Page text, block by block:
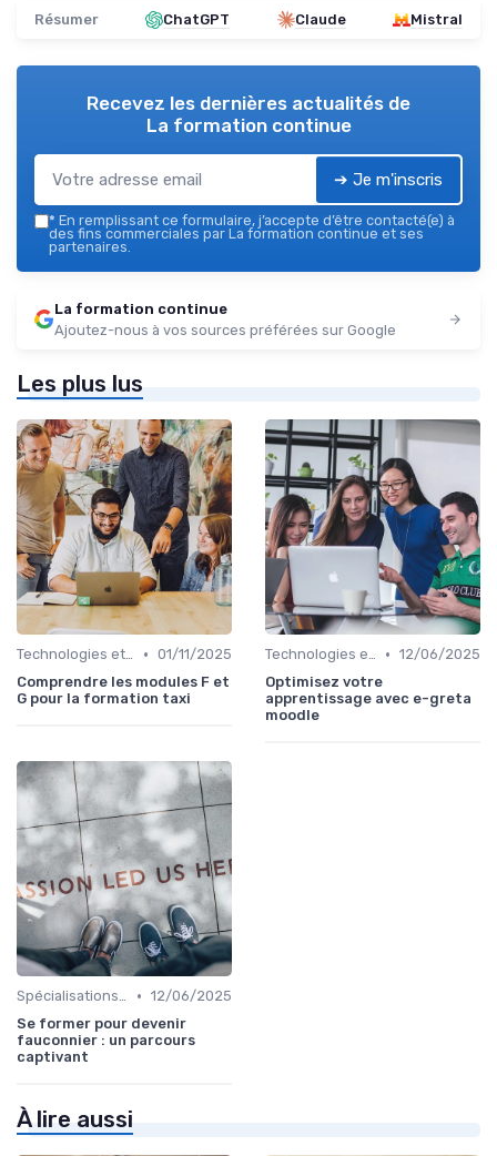
Résumer ChatGPT Claude Mistral
Recevez les dernières actualités de
La formation continue
➔ Je m'inscris
* En remplissant ce formulaire, j’accepte d’être contacté(e) à
des fins commerciales par La formation continue et ses
partenaires.
La formation continue
Ajoutez-nous à vos sources préférées sur Google
Les plus lus
Technologies et informatique • 01/11/2025
Comprendre les modules F et
G pour la formation taxi
Technologies et informatique • 12/06/2025
Optimisez votre
apprentissage avec e-greta
moodle
Spécialisations sectorielles • 12/06/2025
Se former pour devenir
fauconnier : un parcours
captivant
À lire aussi